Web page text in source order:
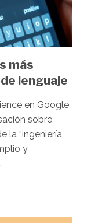
más
lenguaje
en Google
sobre
la “ingeniería
y